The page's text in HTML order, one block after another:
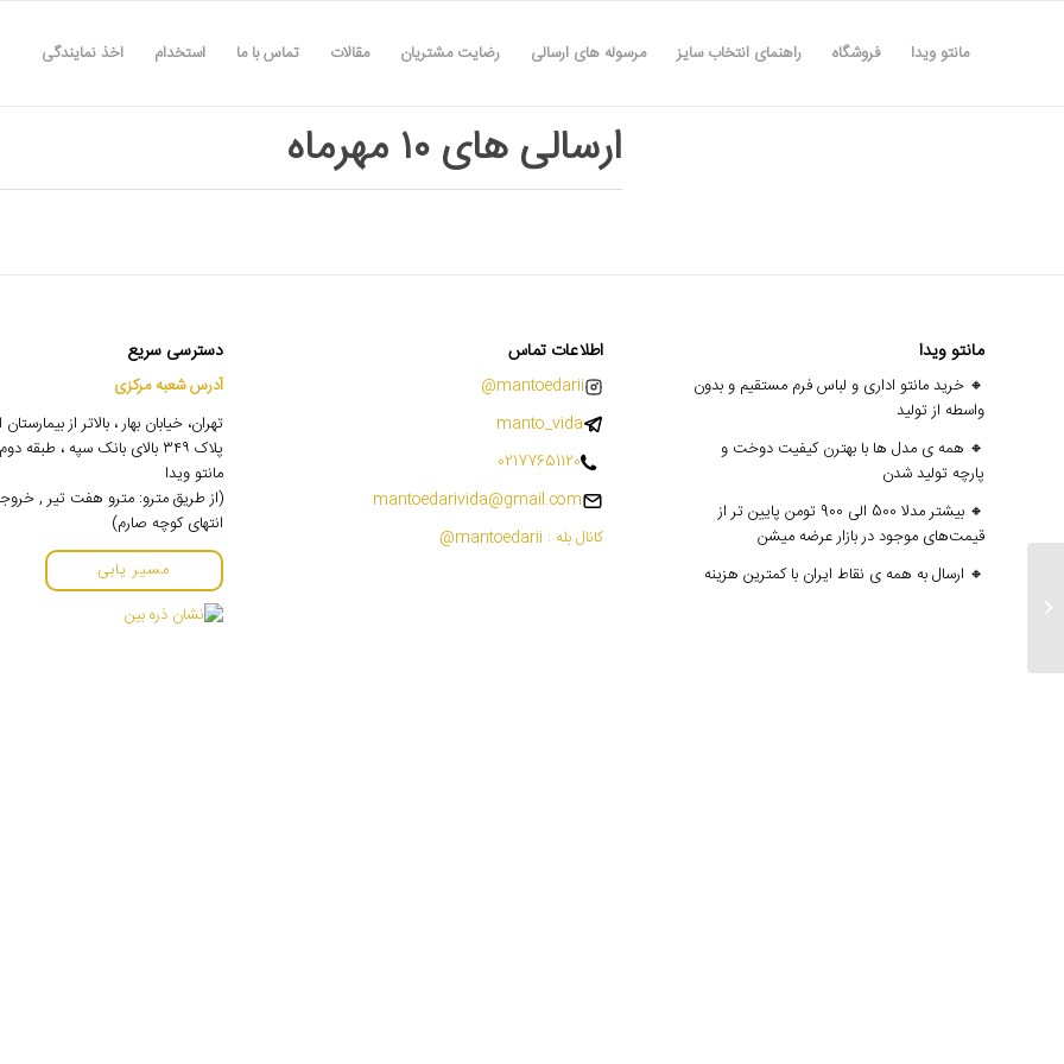
مانتو ویدا فروشگاه راهنمای انتخاب سایز مرسوله های ارسالی رضایت مشتریان مقالات تماس با ما استخدام اخذ نمایندگی
ارسالی های ۱۰ مهرماه
مانتو ویدا
🔸 خرید مانتو اداری و لباس فرم مستقیم و بدون
واسطه از تولید
🔸 همه ی مدل ها با بهترن کیفیت دوخت و
پارچه تولید شدن
🔸 بیشتر مدلا 500 الی 900 تومن پایین تر از
قیمت‌های موجود در بازار عرضه میشن
🔸 ارسال به همه ی نقاط ایران با کمترین هزینه
اطلاعات تماس
mantoedarii@
manto_vida
02177651120
mantoedarivida@gmail.com
کانال بله : mantoedarii@
دسترسی سریع
آدرس شعبه مرکزی
تهران، خیابان بهار ، بالاتر از
پلاک ۳۴۹ بالای بانک سپه ،
مانتو ویدا
(از طریق مترو: مترو هفت تیر ,
انتهای کوچه صارم)
مسیر یابی